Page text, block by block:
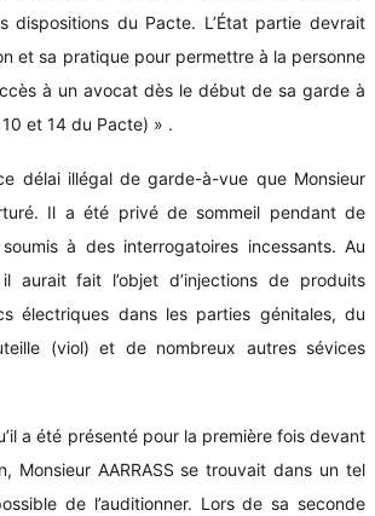
dispositions du Pacte. L’État partie devrait
et sa pratique pour permettre à la personne
à un avocat dès le début de sa garde à
et 14 du Pacte) » .
délai illégal de garde-à-vue que Monsieur
Il a été privé de sommeil pendant de
à des interrogatoires incessants. Au
aurait fait l’objet d’injections de produits
électriques dans les parties génitales, du
(viol) et de nombreux autres sévices
a été présenté pour la première fois devant
Monsieur AARRASS se trouvait dans un tel
de l’auditionner. Lors de sa seconde